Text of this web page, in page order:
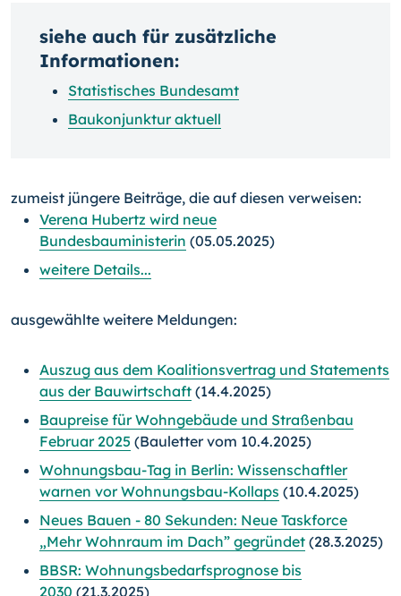
siehe auch für zusätzliche
Informationen:
Statistisches Bundesamt
Baukonjunktur aktuell
zumeist jüngere Beiträge, die auf diesen verweisen:
Verena Hubertz wird neue
Bundesbauministerin (05.05.2025)
weitere Details...
ausgewählte weitere Meldungen:
Auszug aus dem Koalitionsvertrag und Statements
aus der Bauwirtschaft (14.4.2025)
Baupreise für Wohngebäude und Straßenbau
Februar 2025 (Bauletter vom 10.4.2025)
Wohnungsbau-Tag in Berlin: Wissenschaftler
warnen vor Wohnungsbau-Kollaps (10.4.2025)
Neues Bauen - 80 Sekunden: Neue Taskforce
„Mehr Wohnraum im Dach” gegründet (28.3.2025)
BBSR: Wohnungsbedarfsprognose bis
2030 (21.3.2025)